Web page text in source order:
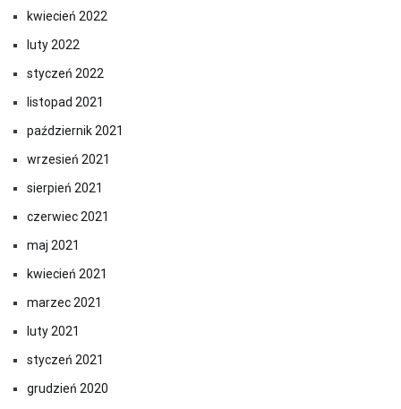
kwiecień 2022
luty 2022
styczeń 2022
listopad 2021
październik 2021
wrzesień 2021
sierpień 2021
czerwiec 2021
maj 2021
kwiecień 2021
marzec 2021
luty 2021
styczeń 2021
grudzień 2020